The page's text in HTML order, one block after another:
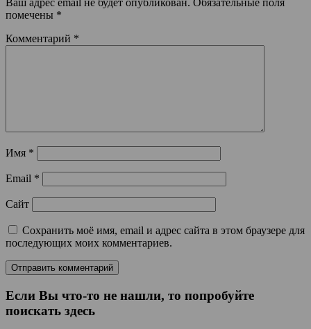
Ваш адрес email не будет опубликован. Обязательные поля
помечены *
Комментарий *
Имя *
Email *
Сайт
Сохранить моё имя, email и адрес сайта в этом браузере для
последующих моих комментариев.
Если Вы что-то не нашли, то попробуйте
поискать здесь